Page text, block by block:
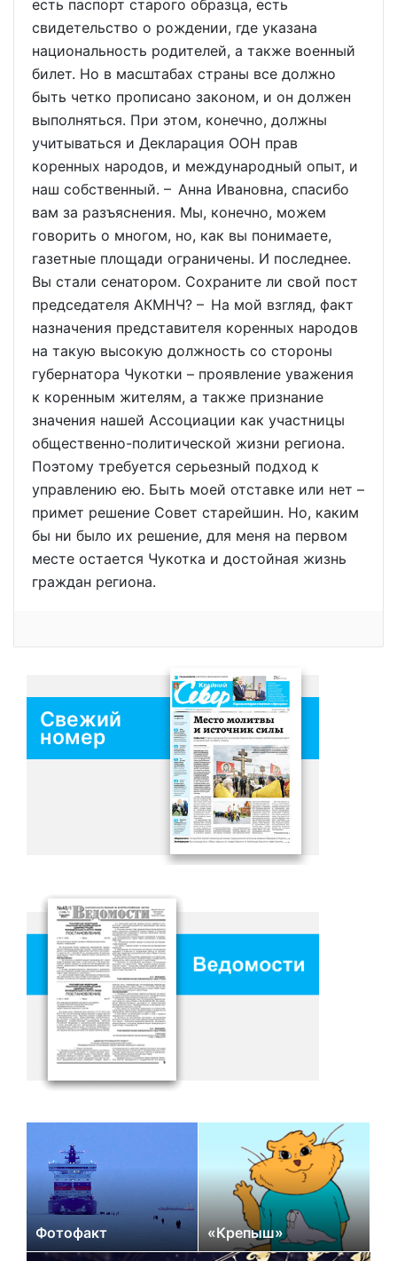
есть паспорт старого образца, есть
свидетельство о рождении, где указана
национальность родителей, а также военный
билет. Но в масштабах страны все должно
быть четко прописано законом, и он должен
выполняться. При этом, конечно, должны
учитываться и Декларация ООН прав
коренных народов, и международный опыт, и
наш собственный. – Анна Ивановна, спасибо
вам за разъяснения. Мы, конечно, можем
говорить о многом, но, как вы понимаете,
газетные площади ограничены. И последнее.
Вы стали сенатором. Сохраните ли свой пост
председателя АКМНЧ? – На мой взгляд, факт
назначения представителя коренных народов
на такую высокую должность со стороны
губернатора Чукотки – проявление уважения
к коренным жителям, а также признание
значения нашей Ассоциации как участницы
общественно-политической жизни региона.
Поэтому требуется серьезный подход к
управлению ею. Быть моей отставке или нет –
примет решение Совет старейшин. Но, каким
бы ни было их решение, для меня на первом
месте остается Чукотка и достойная жизнь
граждан региона.
Свежий
номер
Фотофакт «Крепыш»